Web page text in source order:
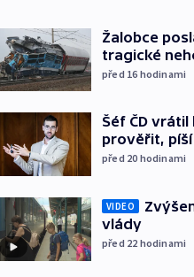
Žalobce
tragické
před 16 hodinami
Šéf ČD
prověřit, píší
před 20 hodinami
VIDEO
vlády
před 22 hodinami